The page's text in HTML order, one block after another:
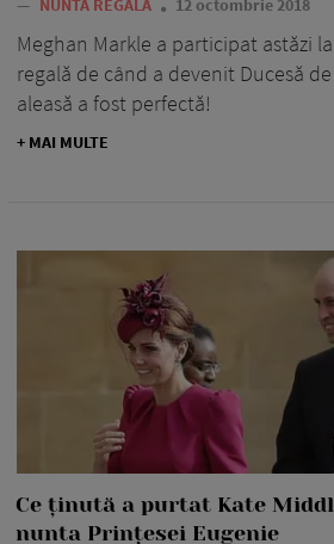
— NUNTA REGALA 12 octombrie 2018
Meghan Markle a participat astăzi
regală de când a devenit Ducesă
aleasă a fost perfectă!
+ MAI MULTE
Ce ținută a purtat Kate
nunta Prințesei Eugenie